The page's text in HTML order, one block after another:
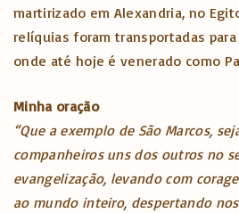
martirizado em Alexandria, no
relíquias foram transportadas para
onde até hoje é venerado como
Minha oração
“Que a exemplo de São Marcos,
companheiros uns dos outros no
evangelização, levando com
ao mundo inteiro, despertando